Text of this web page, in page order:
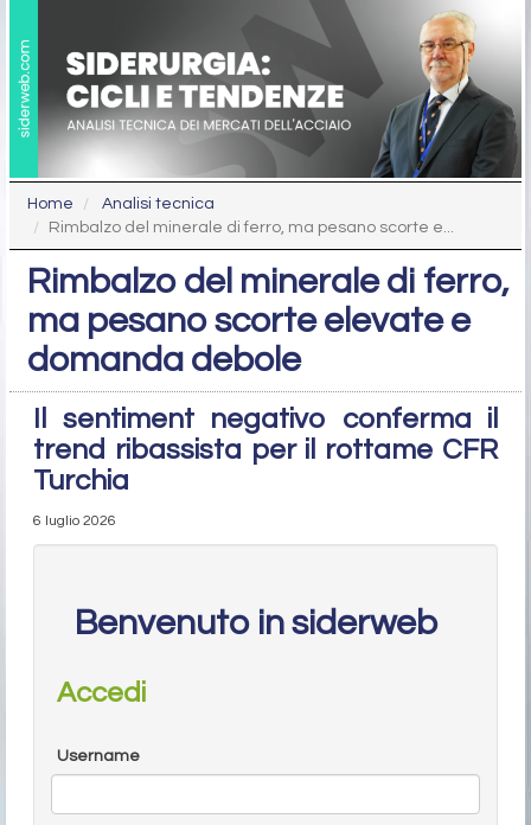
Home
Analisi tecnica
Rimbalzo del minerale di ferro, ma pesano scorte e...
Rimbalzo del minerale di ferro,
ma pesano scorte elevate e
domanda debole
Il sentiment negativo conferma il
trend ribassista per il rottame CFR
Turchia
6 luglio 2026
Benvenuto in siderweb
Accedi
Username